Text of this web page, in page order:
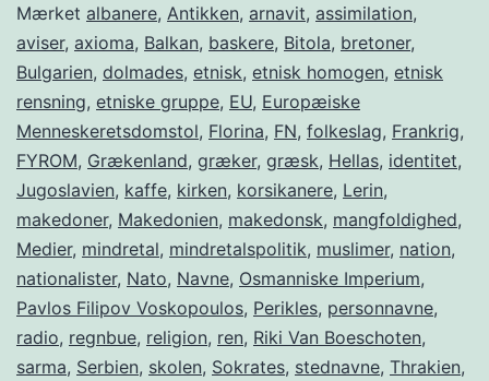
Mærket albanere, Antikken, arnavit, assimilation,
aviser, axioma, Balkan, baskere, Bitola, bretoner,
Bulgarien, dolmades, etnisk, etnisk homogen, etnisk
rensning, etniske gruppe, EU, Europæiske
Menneskeretsdomstol, Florina, FN, folkeslag, Frankrig,
FYROM, Grækenland, græker, græsk, Hellas, identitet,
Jugoslavien, kaffe, kirken, korsikanere, Lerin,
makedoner, Makedonien, makedonsk, mangfoldighed,
Medier, mindretal, mindretalspolitik, muslimer, nation,
nationalister, Nato, Navne, Osmanniske Imperium,
Pavlos Filipov Voskopoulos, Perikles, personnavne,
radio, regnbue, religion, ren, Riki Van Boeschoten,
sarma, Serbien, skolen, Sokrates, stednavne, Thrakien,